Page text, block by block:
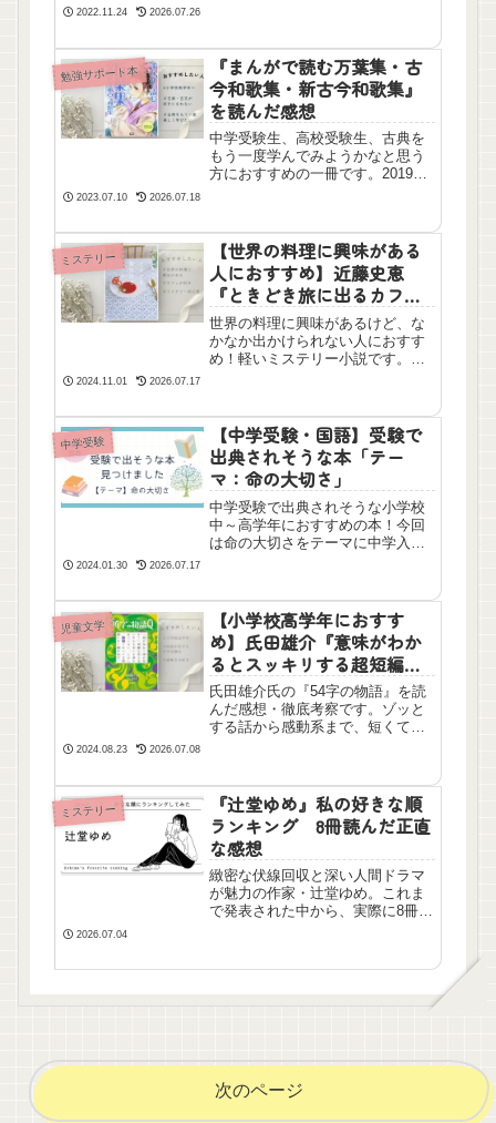
る兄を探すため一人で祖父の家に
来たところ、なんと飛鳥時代にタ
イムスリップ！無事に帰ることが
できるのか？
2022.11.24 2026.07.26
勉強サポート本
『まんがで読む万葉集・古
今和歌集・新古今和歌集』
を読んだ感想
中学受験生、高校受験生、古典を
もう一度学んでみようかなと思う
方におすすめの一冊です。2019年
2023.07.10 2026.07.18
ミステリー
【世界の料理に興味がある
人におすすめ】近藤史恵
『ときどき旅に出るカフ
ェ』を読んだ感想
世界の料理に興味があるけど、な
かなか出かけられない人におすす
め！軽いミステリー小説です。表
2024.11.01 2026.07.17
中学受験
【中学受験・国語】受験で
出典されそうな本「テー
マ：命の大切さ」
中学受験で出典されそうな小学校
中～高学年におすすめの本！今回
は命の大切さをテーマに中学入試
ちろん、先生を目指している大学
生、現在教壇に立っている先生、
子どもをもつすべての親御さんに
おすすめです。
2024.01.30 2026.07.17
児童文学
【小学校高学年におすす
め】氏田雄介『意味がわか
るとスッキリする超短編ク
イズ 54字の物語Q』を読ん
だ感想
氏田雄介氏の『54字の物語』を読
んだ感想・徹底考察です。ゾッと
する話から感動系まで、短くても
している方はぜひ。
2024.08.23 2026.07.08
ミステリー
『辻堂ゆめ』私の好きな順
ランキング 8冊読んだ正直
な感想
緻密な伏線回収と深い人間ドラマ
が魅力の作家・辻堂ゆめ。これま
で発表された中から、実際に8冊を
2026.07.04
次のページ